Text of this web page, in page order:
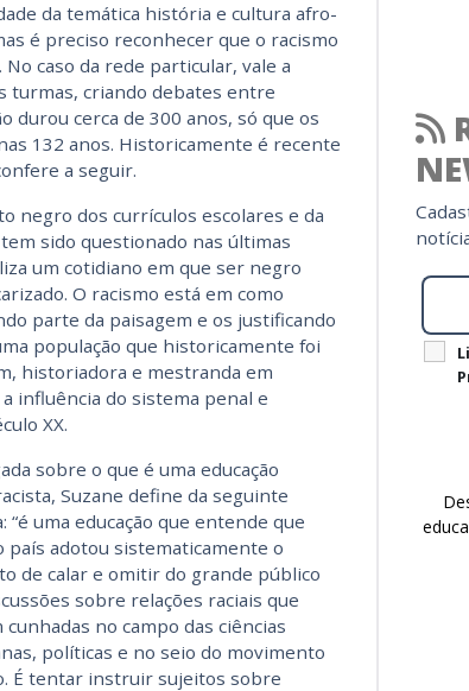
da temática história e cultura afro-
é preciso reconhecer que o racismo
caso da rede particular, vale a
turmas, criando debates entre
durou cerca de 300 anos, só que os
132 anos. Historicamente é recente
a seguir.
negro dos currículos escolares e da
sido questionado nas últimas
um cotidiano em que ser negro
O racismo está em como
parte da paisagem e os justificando
população que historicamente foi
historiadora e mestranda em
influência do sistema penal e
XX.
sobre o que é uma educação
Suzane define da seguinte
“é uma educação que entende que
país adotou sistematicamente o
de calar e omitir do grande público
sobre relações raciais que
cunhadas no campo das ciências
políticas e no seio do movimento
É tentar instruir sujeitos sobre